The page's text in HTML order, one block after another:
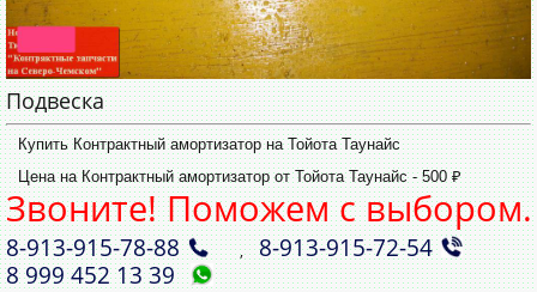
Подвеска
Купить Контрактный амортизатор на Тойота Таунайс
Цена на Контрактный амортизатор от Тойота Таунайс - 500 ₽
Звоните! Поможем с выбором.
8‑913‑915‑78‑88 ,8‑913‑915‑72‑54
8 999 452 13 39